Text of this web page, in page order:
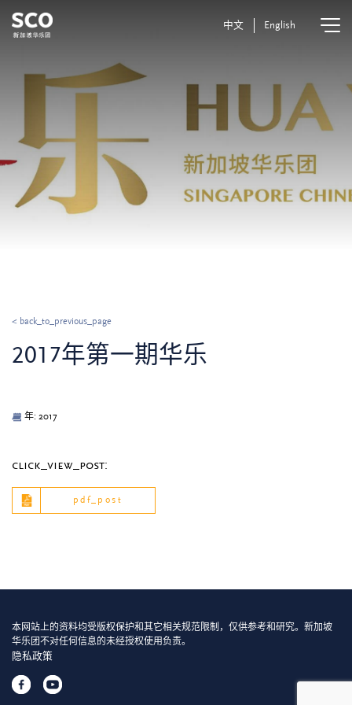
中文 English
< back_to_previous_page
2017年第一期华乐
年: 2017
click_view_post:
pdf_post
本网站上的资料均受版权保护和其它相关规范限制，仅供参考和研究。新加坡
华乐团不对任何信息的未经授权使用负责。
隐私政策